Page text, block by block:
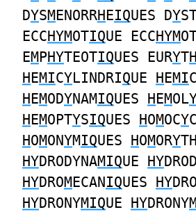
DYSMENORRHEIQUES DY
ECCHYMOTIQUE ECCHYM
EMPHYTEOTIQUES EURYT
HEMICYLINDRIQUE HEMIC
HEMODYNAMIQUES HEMOL
HEMOPTYSIQUES HOMOCY
HOMONYMIQUES HOMORY
HYDRODYNAMIQUE HY
HYDROMECANIQUES HYDRO
HYDRONYMIQUE HYDRONY